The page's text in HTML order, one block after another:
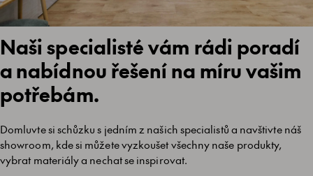
Naši specialisté vám rádi poradí
a nabídnou řešení na míru vašim
potřebám.
Domluvte si schůzku s jedním z našich specialistů a navštivte náš
showroom, kde si můžete vyzkoušet všechny naše produkty,
vybrat materiály a nechat se inspirovat.